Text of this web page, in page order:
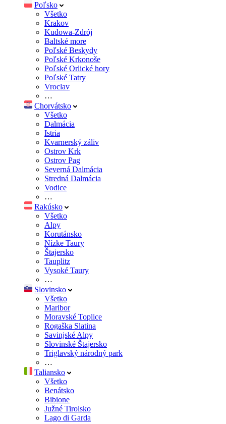
Poľsko
Všetko
Krakov
Kudowa-Zdrój
Baltské more
Poľské Beskydy
Poľské Krkonoše
Poľské Orlické hory
Poľské Tatry
Vroclav
…
Chorvátsko
Všetko
Dalmácia
Istria
Kvarnerský záliv
Ostrov Krk
Ostrov Pag
Severná Dalmácia
Stredná Dalmácia
Vodice
…
Rakúsko
Všetko
Alpy
Korutánsko
Nízke Taury
Štajersko
Tauplitz
Vysoké Taury
…
Slovinsko
Všetko
Maribor
Moravské Toplice
Rogaška Slatina
Savinjské Alpy
Slovinské Štajersko
Triglavský národný park
…
Taliansko
Všetko
Benátsko
Bibione
Južné Tirolsko
Lago di Garda